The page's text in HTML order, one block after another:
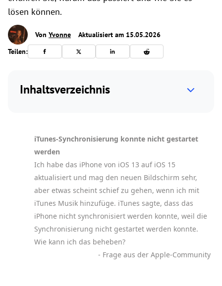
lösen können.
Von Yvonne
Aktualisiert am 15.05.2026
Teilen:
Inhaltsverzeichnis
iTunes-Synchronisierung konnte nicht gestartet
werden
Ich habe das iPhone von iOS 13 auf iOS 15
aktualisiert und mag den neuen Bildschirm sehr,
aber etwas scheint schief zu gehen, wenn ich mit
iTunes Musik hinzufüge. iTunes sagte, dass das
iPhone nicht synchronisiert werden konnte, weil die
Synchronisierung nicht gestartet werden konnte.
Wie kann ich das beheben?
- Frage aus der Apple-Community